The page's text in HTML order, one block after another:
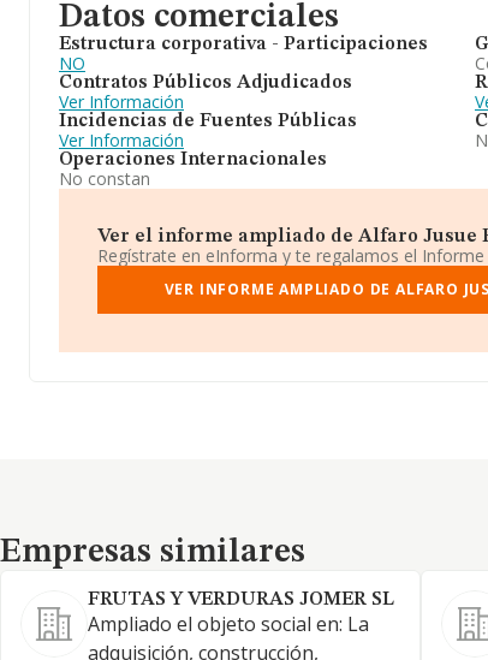
Datos comerciales
Estructura corporativa - Participaciones
NO
Contratos Públicos Adjudicados
Ver Información
Incidencias de Fuentes Públicas
Ver Información
Operaciones Internacionales
No constan
Ver el informe ampliado de Alfaro Jusue
Regístrate en eInforma y te regalamos el
VER INFORME AMPLIADO DE ALFARO
Empresas similares
Empresas similares
FRUTAS Y VERDURAS JOMER SL
Ampliado el objeto social en: La
adquisición, construcción,